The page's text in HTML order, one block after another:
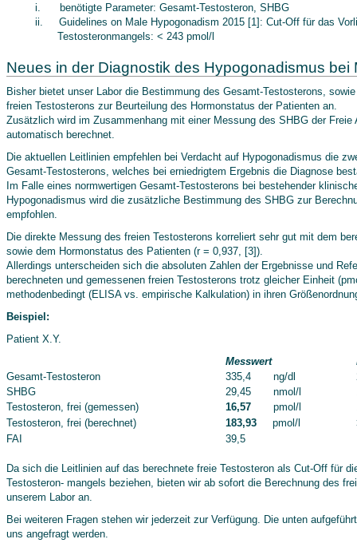
i. benötigte Parameter: Gesamt-Testosteron, SHBG
ii. Guidelines on Male Hypogonadism 2015 [1]: Cut-Off für das
Testosteronmangels: < 243 pmol/l
Neues in der Diagnostik des Hypogonadismus bei
Bisher bietet unser Labor die Bestimmung des Gesamt-Testosterons,
freien Testosterons zur Beurteilung des Hormonstatus der Patienten an.
Zusätzlich wird im Zusammenhang mit einer Messung des SHBG der Freie
automatisch berechnet.
Die aktuellen Leitlinien empfehlen bei Verdacht auf Hypogonadismus die
Gesamt-Testosterons, welches bei erniedrigtem Ergebnis die Diagnose
Im Falle eines normwertigen Gesamt-Testosterons bei bestehender
Hypogonadismus wird die zusätzliche Bestimmung des SHBG zur
empfohlen.
Die direkte Messung des freien Testosterons korreliert sehr gut mit dem
sowie dem Hormonstatus des Patienten (r = 0,937, [3]).
Allerdings unterscheiden sich die absoluten Zahlen der Ergebnisse und
berechneten und gemessenen freien Testosterons trotz gleicher Einheit
methodenbedingt (ELISA vs. empirische Kalkulation) in ihren
Beispiel:
Patient X.Y.
Messwert
Gesamt-Testosteron
335,4 ng/dl
SHBG
29,45 nmol/l
Testosteron, frei (gemessen)
16,57 pmol/l
Testosteron, frei (berechnet)
183,93 pmol/l
FAI
39,5
Da sich die Leitlinien auf das berechnete freie Testosteron als Cut-Off für
Testosteron- mangels beziehen, bieten wir ab sofort die Berechnung des
unserem Labor an.
Bei weiteren Fragen stehen wir jederzeit zur Verfügung. Die unten
uns angefragt werden.